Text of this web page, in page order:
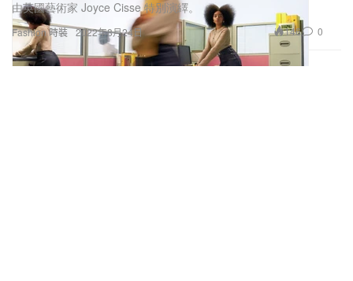
Fashion 時裝
由英國藝術家 Joyce Cisse 特別演繹。
2022年8月24日 146 0